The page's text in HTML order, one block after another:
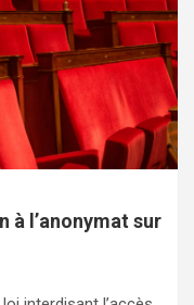
à l’anonymat sur